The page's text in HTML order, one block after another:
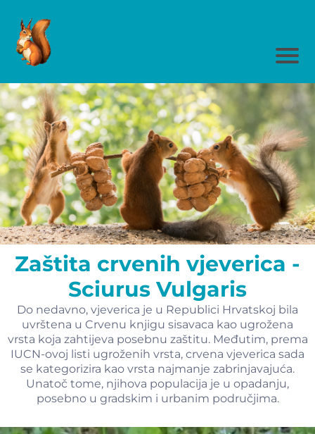
Zaštita crvenih vjeverica -
Sciurus Vulgaris
Do nedavno, vjeverica je u Republici Hrvatskoj bila
uvrštena u Crvenu knjigu sisavaca kao ugrožena
vrsta koja zahtijeva posebnu zaštitu. Međutim, prema
IUCN-ovoj listi ugroženih vrsta, crvena vjeverica sada
se kategorizira kao vrsta najmanje zabrinjavajuća.
Unatoč tome, njihova populacija je u opadanju,
posebno u gradskim i urbanim područjima.